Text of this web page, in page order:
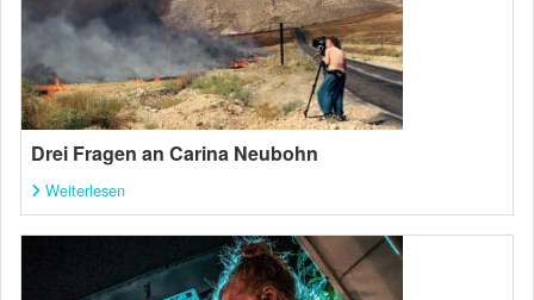
Drei Fragen an Carina Neubohn
Weiterlesen